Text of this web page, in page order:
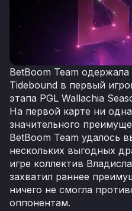
BetBoom Team
Tidebound в первый
этапа PGL Wallachia
На первой карте ни
значительного
BetBoom Team удалось
нескольких выгодных
игре коллектив
захватил раннее
ничего не смогла
оппонентам.